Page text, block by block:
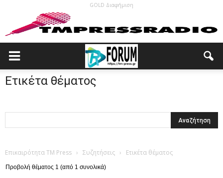
GOLD Διαφήμιση
Ετικέτα θέματος
Επικαιρότητα TM Press › Συζητήσεις › Ετικέτα θέματος
Προβολή θέματος 1 (από 1 συνολικά)